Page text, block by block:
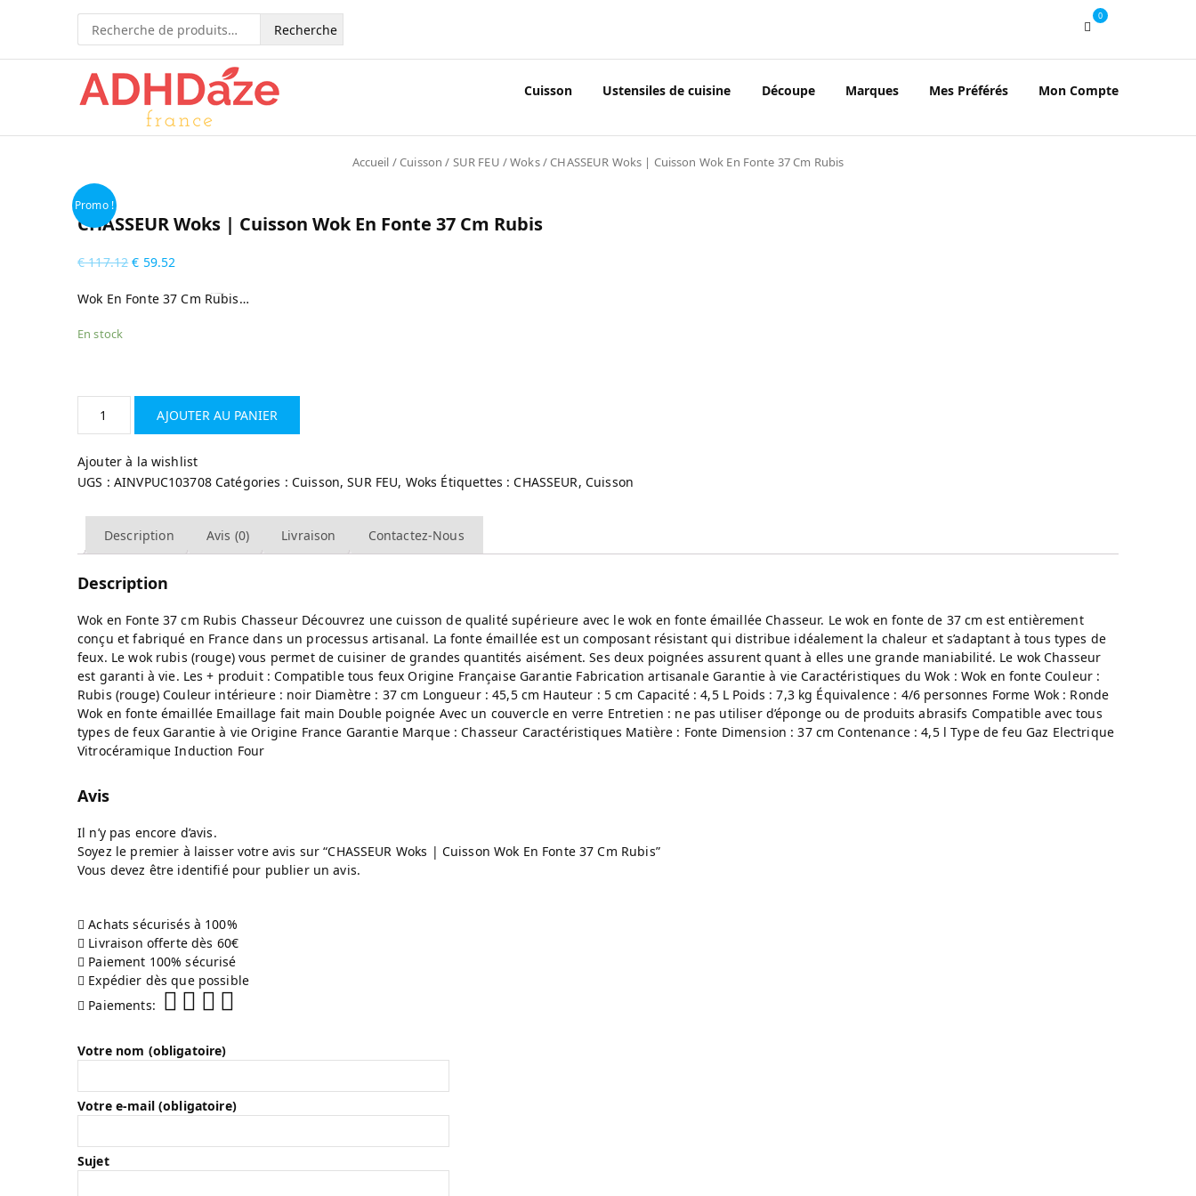
Recherche
pour :
0
Cuisson Ustensiles de cuisine Découpe Marques Mes Préférés Mon Compte
Accueil /Cuisson / SUR FEU /Woks/ CHASSEUR Woks | Cuisson Wok En Fonte 37 Cm Rubis
Promo !
CHASSEUR Woks | Cuisson Wok En Fonte 37 Cm Rubis
€117.12 € 59.52
Wok En Fonte 37 Cm Rubis…
En stock
AJOUTER AU PANIER
Ajouter à la wishlist
UGS : AINVPUC103708 Catégories : Cuisson,SUR FEU, Woks Étiquettes :CHASSEUR, Cuisson
Description Avis (0) Livraison Contactez-Nous
Description
Wok en Fonte 37 cm Rubis Chasseur Découvrez une cuisson de qualité supérieure avec le wok en fonte émaillée Chasseur. Le wok en fonte de 37 cm est entièrement
conçu et fabriqué en France dans un processus artisanal. La fonte émaillée est un composant résistant qui distribue idéalement la chaleur et s’adaptant à tous types de
feux. Le wok rubis (rouge) vous permet de cuisiner de grandes quantités aisément. Ses deux poignées assurent quant à elles une grande maniabilité. Le wok Chasseur
est garanti à vie. Les + produit : Compatible tous feux Origine Française Garantie Fabrication artisanale Garantie à vie Caractéristiques du Wok : Wok en fonte Couleur :
Rubis (rouge) Couleur intérieure : noir Diamètre : 37 cm Longueur : 45,5 cm Hauteur : 5 cm Capacité : 4,5 L Poids : 7,3 kg Équivalence : 4/6 personnes Forme Wok : Ronde
Wok en fonte émaillée Emaillage fait main Double poignée Avec un couvercle en verre Entretien : ne pas utiliser d’éponge ou de produits abrasifs Compatible avec tous
types de feux Garantie à vie Origine France Garantie Marque : Chasseur Caractéristiques Matière : Fonte Dimension : 37 cm Contenance : 4,5 l Type de feu Gaz Electrique
Vitrocéramique Induction Four
Avis
Il n’y pas encore d’avis.
Soyez le premier à laisser votre avis sur “CHASSEUR Woks | Cuisson Wok En Fonte 37 Cm Rubis”
Vous devez être identifiépour publier un avis.
Achats sécurisés à 100%
Livraison offerte dès 60€
Paiement 100% sécurisé
Expédier dès que possible
Paiements:
Votre nom (obligatoire)
Votre e-mail (obligatoire)
Sujet